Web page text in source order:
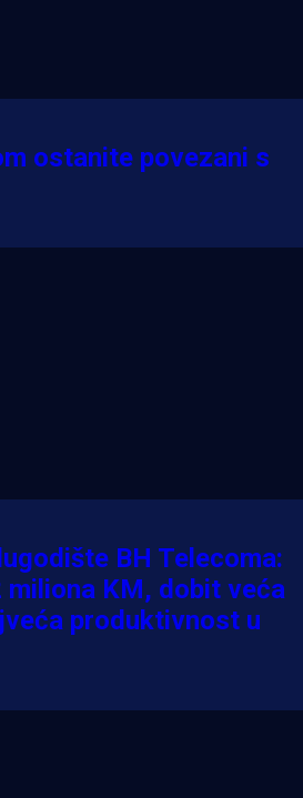
ostanite povezani s
BH Telecoma:
miliona KM, dobit veća
produktivnost u